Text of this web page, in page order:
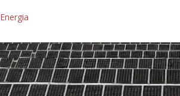
Energia